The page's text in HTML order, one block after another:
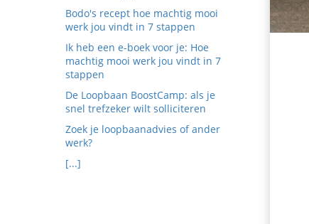
Bodo's recept hoe machtig mooi
werk jou vindt in 7 stappen
Ik heb een e-boek voor je: Hoe
machtig mooi werk jou vindt in 7
stappen
De Loopbaan BoostCamp: als je
snel trefzeker wilt solliciteren
Zoek je loopbaanadvies of ander
werk?
[...]